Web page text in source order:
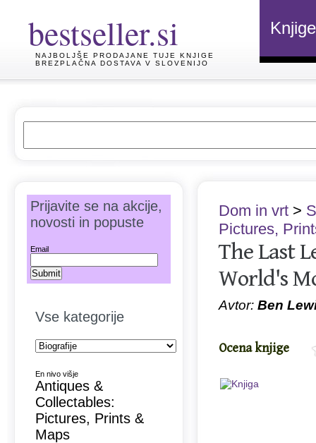
bestseller.si
NAJBOLJŠE PRODAJANE TUJE KNJIGE
BREZPLAČNA DOSTAVA V SLOVENIJO
Knjige
Dom in vrt >
Pictures,
The Last
World's
Avtor: Ben
Ocena knjige
Prijavite se na akcije,
novosti in popuste
Email
Vse kategorije
En nivo višje
Antiques &
Collectables:
Pictures, Prints &
Maps